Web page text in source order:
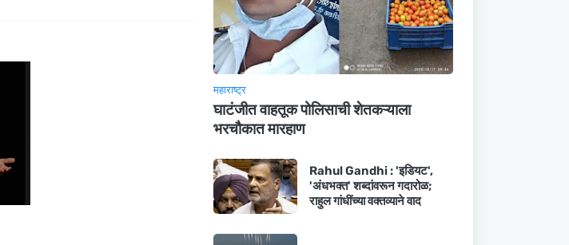
महाराष्ट्र
घाटंजीत वाहतूक पोलिसाची शेतकऱ्याला
भरचौकात मारहाण
Rahul Gandhi : 'इडियट',
'अंधभक्त' शब्दांवरून गदारोळ;
राहुल गांधींच्या वक्तव्याने वाद